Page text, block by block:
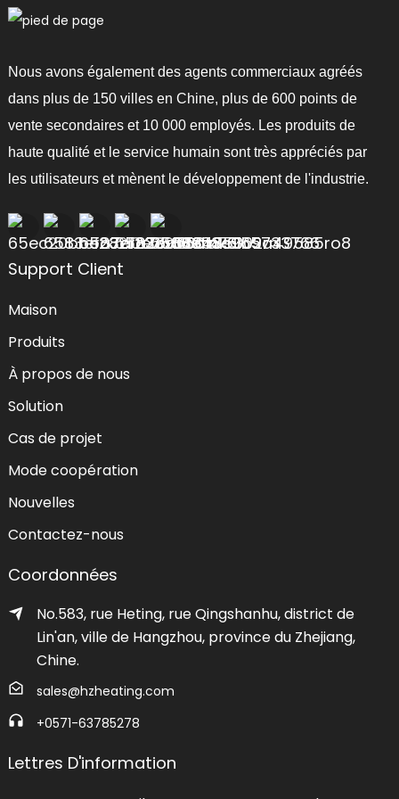
Nous avons également des agents commerciaux agréés
dans plus de 150 villes en Chine, plus de 600 points de
vente secondaires et 10 000 employés. Les produits de
haute qualité et le service humain sont très appréciés par
les utilisateurs et mènent le développement de l'industrie.
Support Client
Maison
Produits
À propos de nous
Solution
Cas de projet
Mode coopération
Nouvelles
Contactez-nous
Coordonnées
No.583, rue Heting, rue Qingshanhu, district de
Lin'an, ville de Hangzhou, province du Zhejiang,
Chine.
sales@hzheating.com
+0571-63785278
Lettres D'information